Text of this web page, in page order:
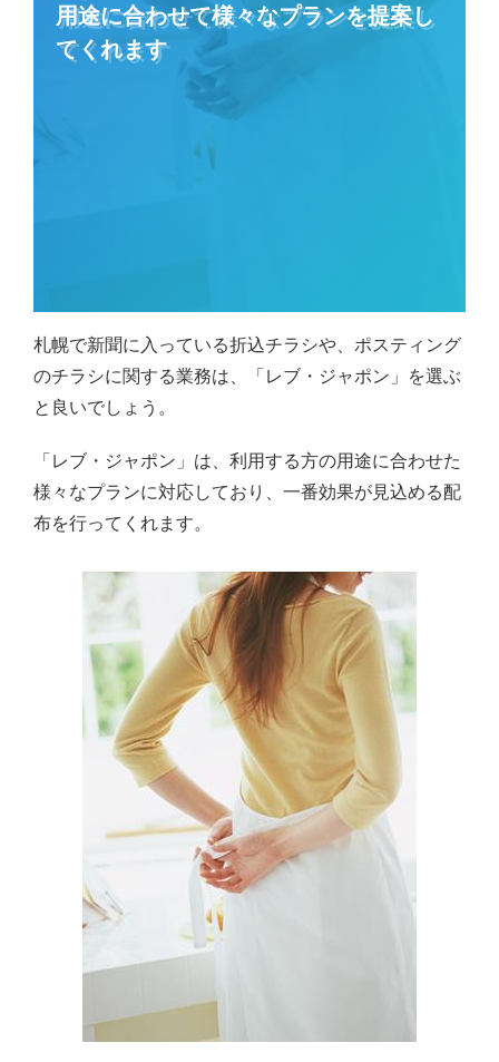
用途に合わせて様々なプランを提案し
てくれます
札幌で新聞に入っている折込チラシや、ポスティング
のチラシに関する業務は、「レブ・ジャポン」を選ぶ
と良いでしょう。
「レブ・ジャポン」は、利用する方の用途に合わせた
様々なプランに対応しており、一番効果が見込める配
布を行ってくれます。